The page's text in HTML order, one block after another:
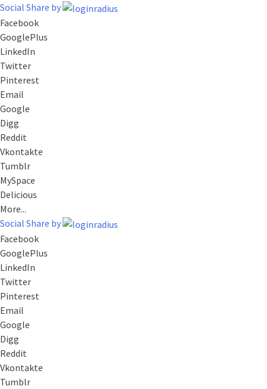
Social Share by
Facebook
GooglePlus
LinkedIn
Twitter
Pinterest
Email
Google
Digg
Reddit
Vkontakte
Tumblr
MySpace
Delicious
More...
Social Share by
Facebook
GooglePlus
LinkedIn
Twitter
Pinterest
Email
Google
Digg
Reddit
Vkontakte
Tumblr